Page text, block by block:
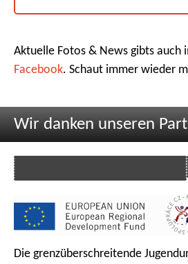
Aktuelle Fotos & News gibts auch
Facebook. Schaut immer wieder
Wir danken unseren
Die grenzüberschreitende